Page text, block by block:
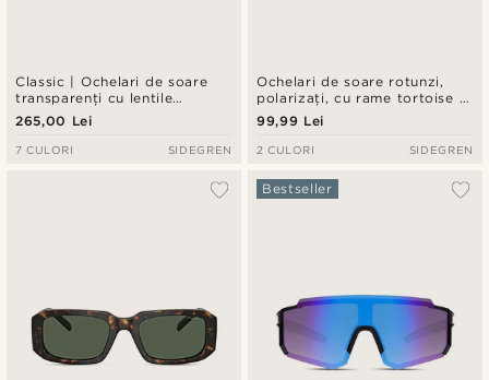
Classic | Ochelari de soare
transparenți cu lentile
polarizate fumurii
265,00 Lei
7 CULORI SIDEGREN
Ochelari de soare rotunzi,
polarizați, cu rame tortoise și
lentile maro
99,99 Lei
2 CULORI SIDEGREN
Bestseller